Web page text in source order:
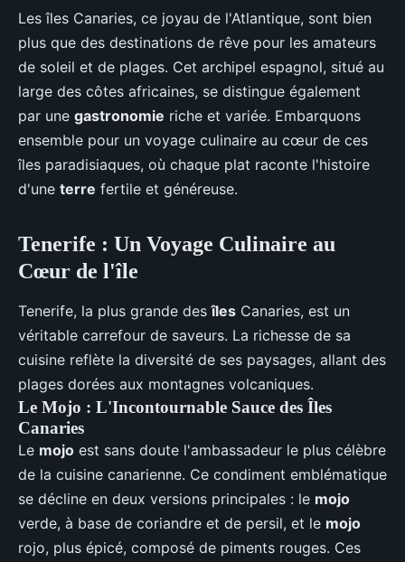
Comment découvrir les
traditions culinaires des îles
Canaries?
Soan•4 juillet 2024•6 min de lecture
Les îles Canaries, ce joyau de l'Atlantique, sont bien
plus que des destinations de rêve pour les amateurs
de soleil et de plages. Cet archipel espagnol, situé au
large des côtes africaines, se distingue également
par une gastronomie riche et variée. Embarquons
ensemble pour un voyage culinaire au cœur de ces
îles paradisiaques, où chaque plat raconte l'histoire
d'une terre fertile et généreuse.
Tenerife : Un Voyage Culinaire au
Cœur de l'île
Tenerife, la plus grande desîles Canaries, est un
véritable carrefour de saveurs. La richesse de sa
cuisine reflète la diversité de ses paysages, allant des
plages dorées aux montagnes volcaniques.
Le Mojo : L'Incontournable Sauce des Îles
Canaries
Le mojo est sans doute l'ambassadeur le plus célèbre
de la cuisine canarienne. Ce condiment emblématique
se décline en deux versions principales : le mojo
verde, à base de coriandre et de persil, et le mojo
rojo, plus épicé, composé de piments rouges. Ces